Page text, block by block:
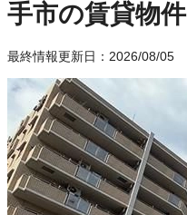
手市の賃貸物件
最終情報更新日：2026/08/05